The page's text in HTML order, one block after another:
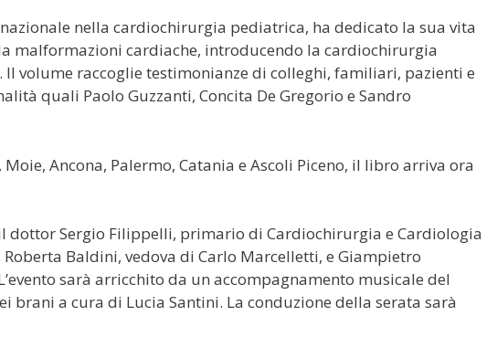
nella cardiochirurgia pediatrica, ha dedicato la sua vita
malformazioni cardiache, introducendo la cardiochirurgia
volume raccoglie testimonianze di colleghi, familiari, pazienti e
quali Paolo Guzzanti, Concita De Gregorio e Sandro
Ancona, Palermo, Catania e Ascoli Piceno, il libro arriva ora
dottor Sergio Filippelli, primario di Cardiochirurgia e Cardiologia
Roberta Baldini, vedova di Carlo Marcelletti, e Giampietro
sarà arricchito da un accompagnamento musicale del
brani a cura di Lucia Santini. La conduzione della serata sarà